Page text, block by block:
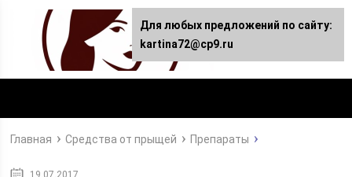
Главная Средства от прыщей Препараты
19.07.2017
Для любых предложений по сайту:
kartina72@cp9.ru